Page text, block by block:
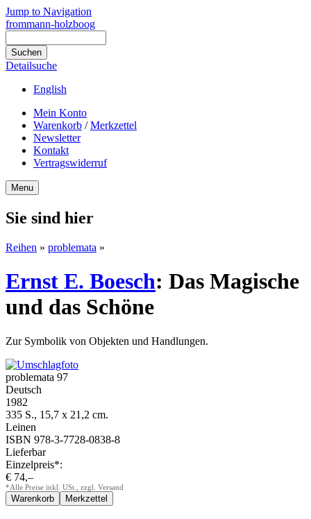
Jump to Navigation
frommann-holzboog
Detailsuche
English
Mein Konto
Warenkorb /Merkzettel
Newsletter
Kontakt
Vertragswiderruf
Menu
Sie sind hier
Reihen » problemata »
Ernst E. Boesch: Das Magische
und das Schöne
Zur Symbolik von Objekten und Handlungen.
problemata 97
Deutsch
1982
335 S., 15,7 x 21,2 cm.
Leinen
ISBN 978-3-7728-0838-8
Lieferbar
Einzelpreis*:
€ 74,–
*Alle Preise inkl. USt., zzgl. Versand